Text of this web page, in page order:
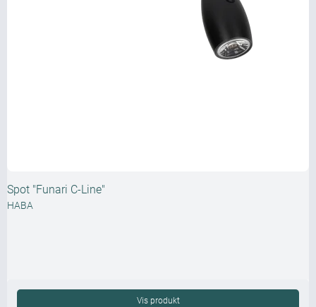
Spot "Funari C-Line"
HABA
Vis produkt